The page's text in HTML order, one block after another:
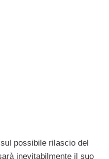
possibile rilascio del
inevitabilmente il suo